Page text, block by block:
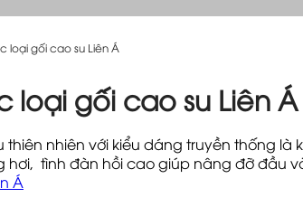
loại gối cao su Liên Á
loại gối cao su Liên Á
nhiên với kiểu dáng truyền thống
hơi, tình đàn hồi cao giúp nâng đỡ đầu
Á